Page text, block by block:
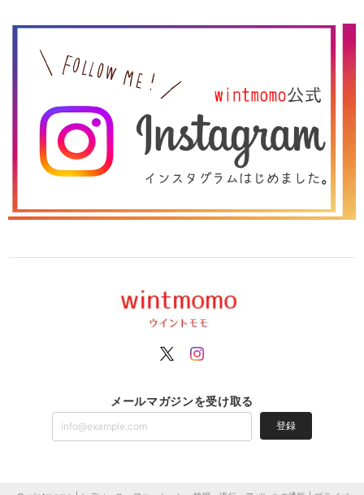
メールマガジンを受け取る
登録